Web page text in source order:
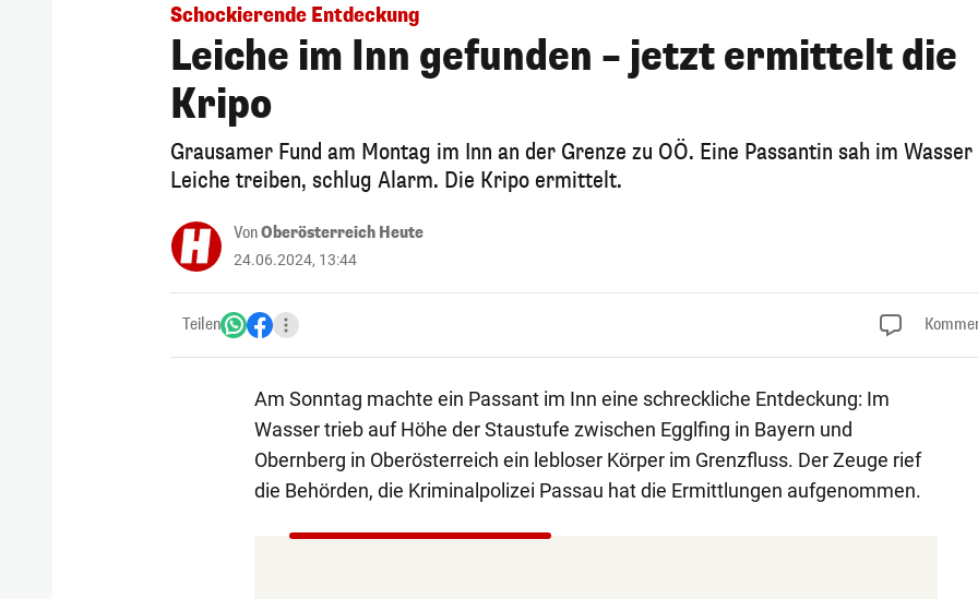
Schockierende Entdeckung
Leiche im Inn gefunden – jetzt ermittelt die
Kripo
Grausamer Fund am Montag im Inn an der Grenze zu OÖ. Eine Passantin sah im
Leiche treiben, schlug Alarm. Die Kripo ermittelt.
VonOberösterreich Heute
24.06.2024, 13:44
Teilen
Am Sonntag machte ein Passant im Inn eine schreckliche Entdeckung: Im
Wasser trieb auf Höhe der Staustufe zwischen Egglfing in Bayern und
Obernberg in Oberösterreich ein lebloser Körper im Grenzfluss. Der Zeuge rief
die Behörden, die Kriminalpolizei Passau hat die Ermittlungen aufgenommen.